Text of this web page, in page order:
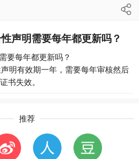
声明需要每年都更新吗？
要每年都更新吗？
明有效期一年，需要每年审核然后
书失效。
推荐